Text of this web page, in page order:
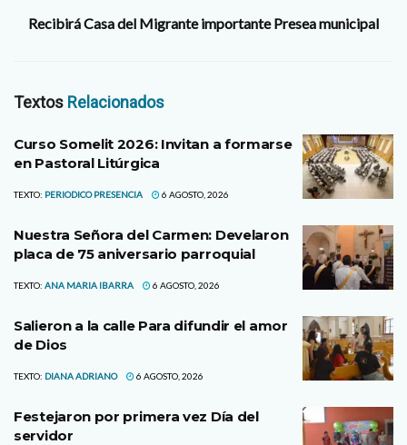
Recibirá Casa del Migrante importante Presea municipal
Textos Relacionados
Curso Somelit 2026: Invitan a formarse
en Pastoral Litúrgica
TEXTO: PERIODICO PRESENCIA 6 AGOSTO, 2026
Nuestra Señora del Carmen: Develaron
placa de 75 aniversario parroquial
TEXTO: ANA MARIA IBARRA 6 AGOSTO, 2026
Salieron a la calle Para difundir el amor
de Dios
TEXTO: DIANA ADRIANO 6 AGOSTO, 2026
Festejaron por primera vez Día del
servidor